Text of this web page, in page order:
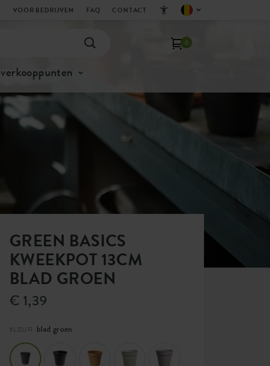
VOOR BEDRIJVEN FAQ CONTACT
0
verkooppunten
GREEN BASICS
KWEEKPOT 13CM
BLAD GROEN
€ 1,39
KLEUR: blad groen